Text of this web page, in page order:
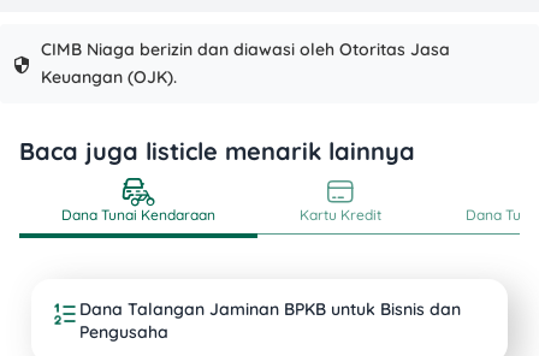
CIMB Niaga berizin dan diawasi oleh Otoritas Jasa
Keuangan (OJK).
Baca juga listicle menarik lainnya
Dana Tunai Kendaraan Kartu Kredit Dana
Dana Talangan Jaminan BPKB untuk Bisnis dan
Pengusaha